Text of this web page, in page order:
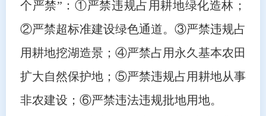
个严禁”：①严禁违规占用耕地绿化造林；
②严禁超标准建设绿色通道。③严禁违规占
用耕地挖湖造景；④严禁占用永久基本农田
扩大自然保护地；⑤严禁违规占用耕地从事
非农建设；⑥严禁违法违规批地用地。